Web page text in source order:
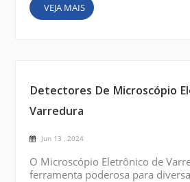
VEJA MAIS
Detectores De Microscópio
Varredura
Jun 13 , 2024
O Microscópio Eletrônico de
ferramenta poderosa para